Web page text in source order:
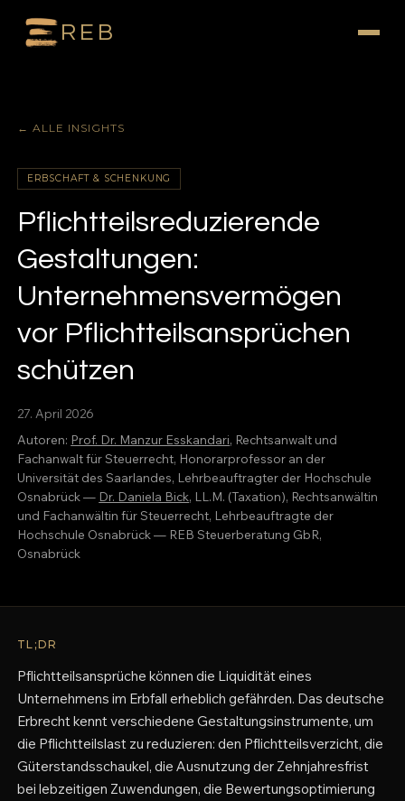
REB
← ALLE INSIGHTS
ERBSCHAFT & SCHENKUNG
Pflichtteilsreduzierende
Gestaltungen:
Unternehmensvermögen
vor Pflichtteilsansprüchen
schützen
27. April 2026
Autoren: Prof. Dr. Manzur Esskandari, Rechtsanwalt und
Fachanwalt für Steuerrecht, Honorarprofessor an der
Universität des Saarlandes, Lehrbeauftragter der Hochschule
Osnabrück — Dr. Daniela Bick, LL.M. (Taxation), Rechtsanwältin
und Fachanwältin für Steuerrecht, Lehrbeauftragte der
Hochschule Osnabrück — REB Steuerberatung GbR,
Osnabrück
TL;DR
Pflichtteilsansprüche können die Liquidität eines
Unternehmens im Erbfall erheblich gefährden. Das deutsche
Erbrecht kennt verschiedene Gestaltungsinstrumente, um
die Pflichtteilslast zu reduzieren: den Pflichtteilsverzicht, die
Güterstandsschaukel, die Ausnutzung der Zehnjahresfrist
bei lebzeitigen Zuwendungen, die Bewertungsoptimierung